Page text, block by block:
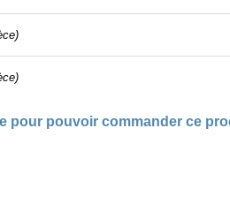
pour pouvoir commander ce